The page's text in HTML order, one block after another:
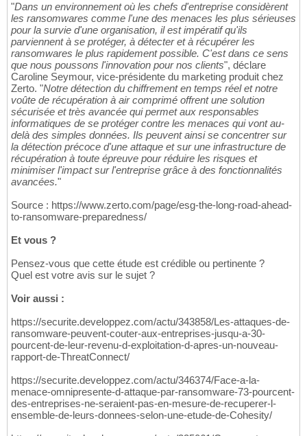
"Dans un environnement où les chefs d'entreprise considèrent
les ransomwares comme l'une des menaces les plus sérieuses
pour la survie d'une organisation, il est impératif qu'ils
parviennent à se protéger, à détecter et à récupérer les
ransomwares le plus rapidement possible. C'est dans ce sens
que nous poussons l'innovation pour nos clients", déclare
Caroline Seymour, vice-présidente du marketing produit chez
Zerto. "Notre détection du chiffrement en temps réel et notre
voûte de récupération à air comprimé offrent une solution
sécurisée et très avancée qui permet aux responsables
informatiques de se protéger contre les menaces qui vont au-
delà des simples données. Ils peuvent ainsi se concentrer sur
la détection précoce d'une attaque et sur une infrastructure de
récupération à toute épreuve pour réduire les risques et
minimiser l'impact sur l'entreprise grâce à des fonctionnalités
avancées."
Source : https://www.zerto.com/page/esg-the-long-road-ahead-
to-ransomware-preparedness/
Et vous ?
Pensez-vous que cette étude est crédible ou pertinente ?
Quel est votre avis sur le sujet ?
Voir aussi :
https://securite.developpez.com/actu/343858/Les-attaques-de-
ransomware-peuvent-couter-aux-entreprises-jusqu-a-30-
pourcent-de-leur-revenu-d-exploitation-d-apres-un-nouveau-
rapport-de-ThreatConnect/
https://securite.developpez.com/actu/346374/Face-a-la-
menace-omnipresente-d-attaque-par-ransomware-73-pourcent-
des-entreprises-ne-seraient-pas-en-mesure-de-recuperer-l-
ensemble-de-leurs-donnees-selon-une-etude-de-Cohesity/